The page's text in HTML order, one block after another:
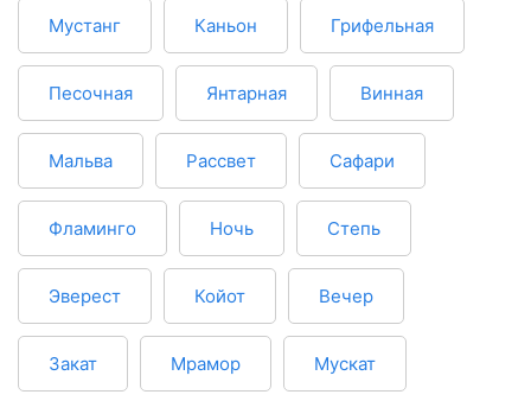
Мустанг Каньон Грифельная
Песочная Янтарная Винная
Мальва Рассвет Сафари
Фламинго Ночь Степь
Эверест Койот Вечер
Закат Мрамор Мускат